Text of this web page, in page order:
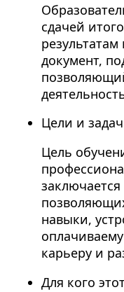
сдачей
документ,
Цели и
Цель
навыки,
карьеру и
Для кого